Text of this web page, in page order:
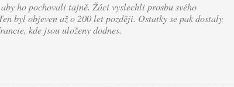
ho pochovali tajně. Žáci vyslechli prosbu svého
byl objeven až o 200 let později. Ostatky se pak dostaly
kde jsou uloženy dodnes.